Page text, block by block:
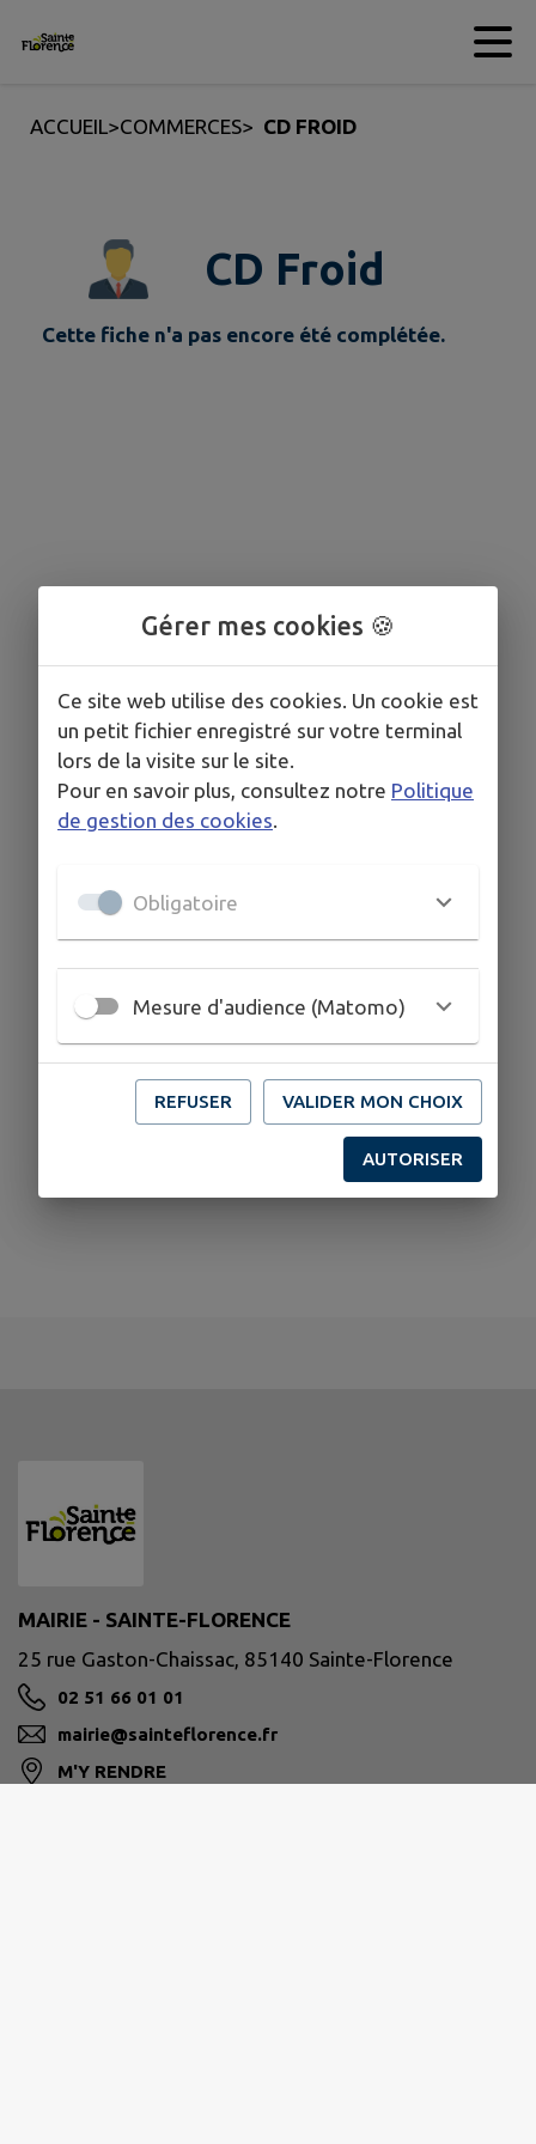
Contenu
ACCUEIL>COMMERCES> CD FROID
CD Froid
Cette fiche n'a pas encore été complétée.
MAIRIE - SAINTE-FLORENCE
25 rue Gaston-Chaissac, 85140 Sainte-Florence
02 51 66 01 01
mairie@sainteflorence.fr
M'Y RENDRE
Gérer mes cookies 🍪
Ce site web utilise des cookies. Un cookie est
un petit fichier enregistré sur votre terminal
lors de la visite sur le site.
Pour en savoir plus, consultez notre Politique
de gestion des cookies.
Obligatoire
Mesure d'audience (Matomo)
REFUSER VALIDER MON CHOIX
AUTORISER